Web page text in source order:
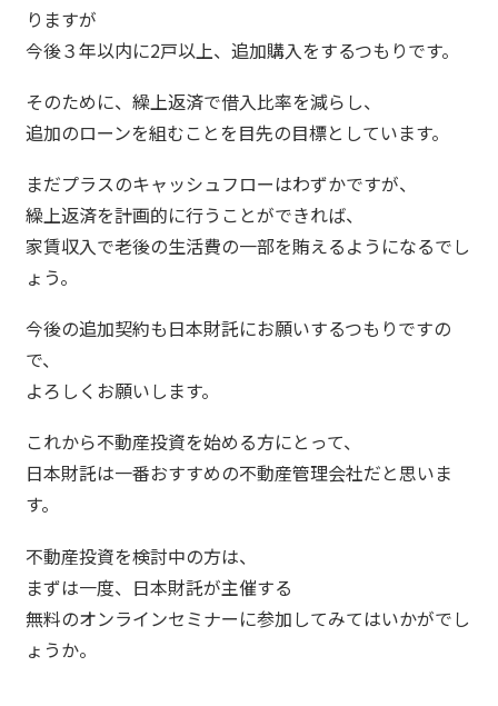
りますが
今後３年以内に2戸以上、追加購入をするつもりです。
そのために、繰上返済で借入比率を減らし、
追加のローンを組むことを目先の目標としています。
まだプラスのキャッシュフローはわずかですが、
繰上返済を計画的に行うことができれば、
家賃収入で老後の生活費の一部を賄えるようになるでし
ょう。
今後の追加契約も日本財託にお願いするつもりですの
で、
よろしくお願いします。
これから不動産投資を始める方にとって、
日本財託は一番おすすめの不動産管理会社だと思いま
す。
不動産投資を検討中の方は、
まずは一度、日本財託が主催する
無料のオンラインセミナーに参加してみてはいかがでし
ょうか。